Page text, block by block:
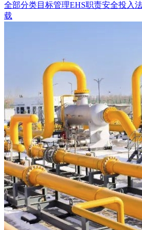
全部分类目标管理EHS职责安全投入
载